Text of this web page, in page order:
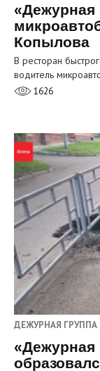
«Дежурная
Копылова
В ресторан
водитель
1626
ДЕЖУРНАЯ ГРУППА
«Дежурная